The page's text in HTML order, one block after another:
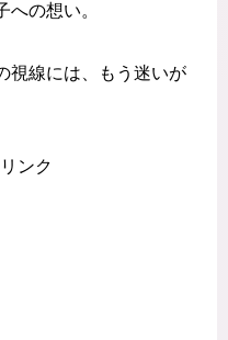
の想い。
視線には、もう迷いが
ンク